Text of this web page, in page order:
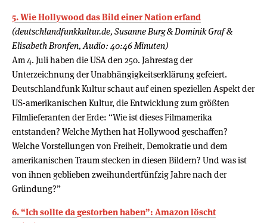
5. Wie Hollywood das Bild einer Nation erfand
(deutschlandfunkkultur.de, Susanne Burg & Dominik Graf &
Elisabeth Bronfen, Audio: 40:46 Minuten)
Am 4. Juli haben die USA den 250. Jahrestag der
Unterzeichnung der Unabhängigkeitserklärung gefeiert.
Deutschlandfunk Kultur schaut auf einen speziellen Aspekt der
US-amerikanischen Kultur, die Entwicklung zum größten
Filmlieferanten der Erde: “Wie ist dieses Filmamerika
entstanden? Welche Mythen hat Hollywood geschaffen?
Welche Vorstellungen von Freiheit, Demokratie und dem
amerikanischen Traum stecken in diesen Bildern? Und was ist
von ihnen geblieben zweihundertfünfzig Jahre nach der
Gründung?”
6. “Ich sollte da gestorben haben”: Amazon löscht